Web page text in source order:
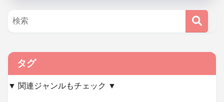
タグ
▼ 関連ジャンルもチェック ▼